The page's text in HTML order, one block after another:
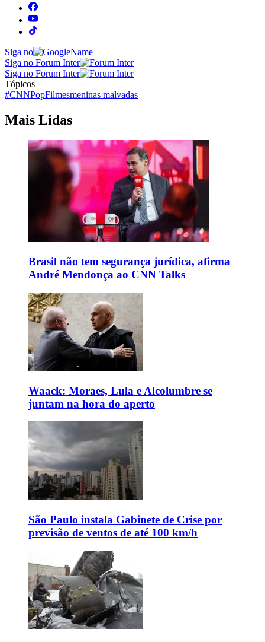
Siga no
Siga no Forum Inter
Siga no Forum Inter
Tópicos
#CNNPopFilmesmeninas malvadas
Mais Lidas
Brasil não tem segurança jurídica, afirma
André Mendonça ao CNN Talks
Waack: Moraes, Lula e Alcolumbre se
juntam na hora do aperto
São Paulo instala Gabinete de Crise por
previsão de ventos de até 100 km/h